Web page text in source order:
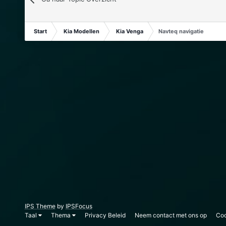
Start Kia Modellen Kia Venga Navteq navigatie
IPS Themeby IPSFocus
Taal
Thema Privacy Beleid Neem contact met ons op